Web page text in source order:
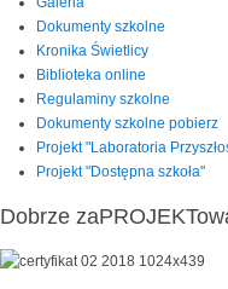
Dokumenty szkolne
Kronika Świetlicy
Biblioteka online
Regulaminy szkolne
Dokumenty szkolne pobierz
Projekt "Laboratoria
Projekt "Dostępna szkoła"
Dobrze